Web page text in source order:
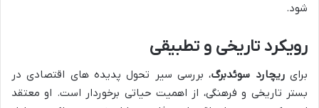
شود.
رویکرد تاریخی و تطبیقی
برایریچارد سوئدبرگ، بررسی سیر تحول پدیده های اقتصادی در
بستر تاریخی و فرهنگی، از اهمیت حیاتی برخوردار است. او معتقد